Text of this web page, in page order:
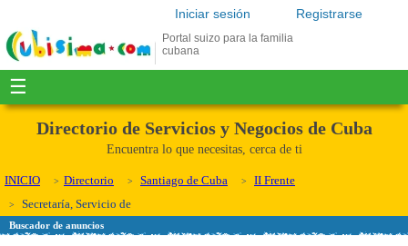
Registrarse
Iniciar sesión
Portal suizo para la familia
cubana
☰
Directorio de Servicios y Negocios de Cuba
Encuentra lo que necesitas, cerca de ti
INICIO Directorio Santiago de Cuba
II Frente
Secretaría, Servicio de
Buscador de anuncios